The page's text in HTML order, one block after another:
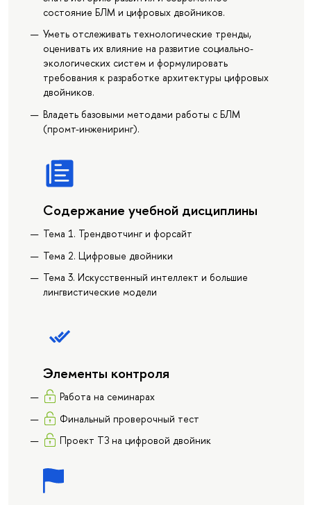
состояние БЛМ и цифровых двойников.
Уметь отслеживать технологические тренды,
оценивать их влияние на развитие социально-
экологических систем и формулировать
требования к разработке архитектуры цифровых
двойников.
Владеть базовыми методами работы с БЛМ
(промт-инжениринг).
Содержание учебной дисциплины
Тема 1. Трендвотчинг и форсайт
Тема 2. Цифровые двойники
Тема 3. Искусственный интеллект и большие
лингвистические модели
Элементы контроля
Работа на семинарах
Финальный проверочный тест
Проект ТЗ на цифровой двойник